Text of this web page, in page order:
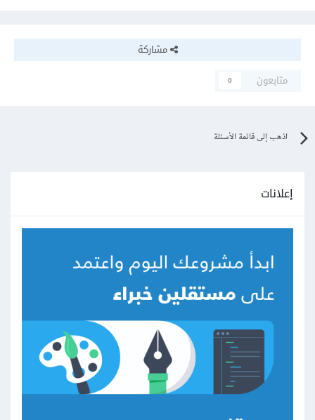
مشاركة
متابعون
0
اذهب إلى قائمة الأسئلة
إعلانات